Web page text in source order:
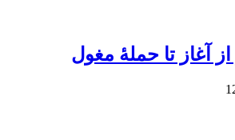
آغاز تا حملۀ مغول